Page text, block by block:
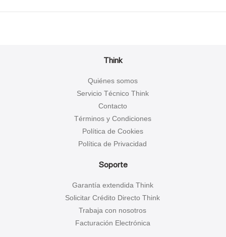
Think
Quiénes somos
Servicio Técnico Think
Contacto
Términos y Condiciones
Política de Cookies
Política de Privacidad
Soporte
Garantía extendida Think
Solicitar Crédito Directo Think
Trabaja con nosotros
Facturación Electrónica